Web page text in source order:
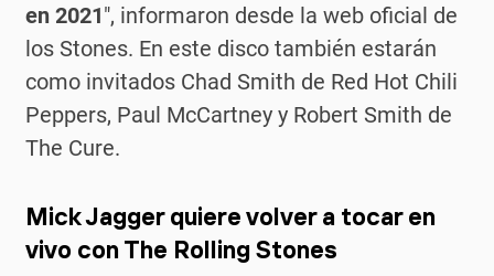
en 2021″, informaron desde la web oficial de
los Stones. En este disco también estarán
como invitados Chad Smith de Red Hot Chili
Peppers, Paul McCartney y Robert Smith de
The Cure.
Mick Jagger quiere volver a tocar en
vivo con The Rolling Stones